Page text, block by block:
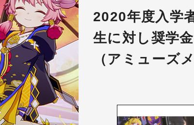
2020年度入学
生に対し奨学
（アミューズ